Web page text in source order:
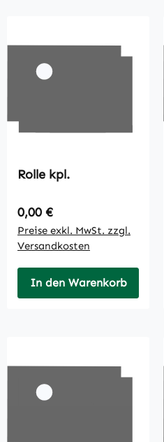
Rolle kpl.
Regulärer Preis:
0,00 €
Preise exkl. MwSt. zzgl.
Versandkosten
In den Warenkorb